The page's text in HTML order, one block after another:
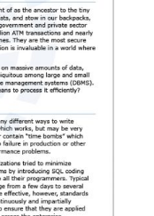
et efficace aux